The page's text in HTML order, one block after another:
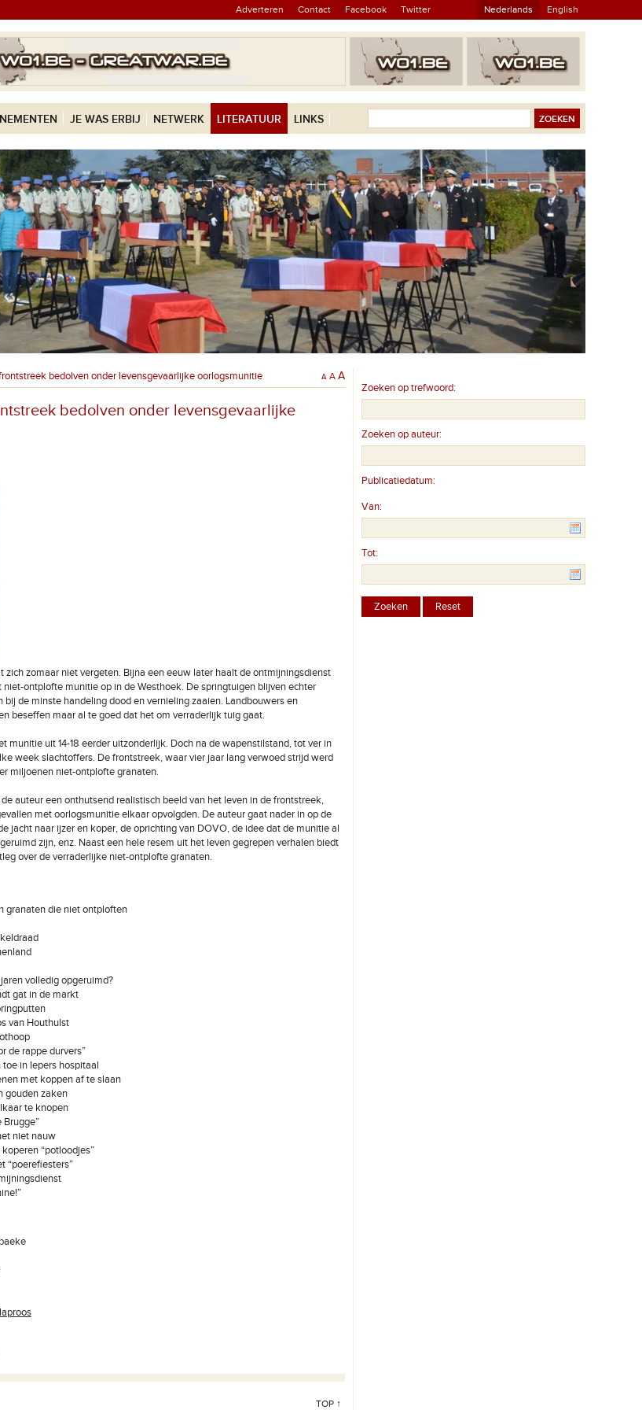
Adverteren Contact Facebook Twitter Nederlands English
JE WAS ERBIJ NETWERK LITERATUUR LINKS
bedolven onder levensgevaarlijke oorlogsmunitie A A A
bedolven onder levensgevaarlijke
zich zomaar niet vergeten. Bijna een eeuw later haalt de ontmijningsdienst
ontplofte munitie op in de Westhoek. De springtuigen blijven echter
bij de minste handeling dood en vernieling zaaien. Landbouwers en
beseffen maar al te goed dat het om verraderlijk tuig gaat.
munitie uit 14-18 eerder uitzonderlijk. Doch na de wapenstilstand, tot ver in
week slachtoffers. De frontstreek, waar vier jaar lang verwoed strijd werd
miljoenen niet-ontplofte granaten.
auteur een onthutsend realistisch beeld van het leven in de frontstreek,
met oorlogsmunitie elkaar opvolgden. De auteur gaat nader in op de
jacht naar ijzer en koper, de oprichting van DOVO, de idee dat de munitie al
zijn, enz. Naast een hele resem uit het leven gegrepen verhalen biedt
over de verraderlijke niet-ontplofte granaten.
granaten die niet ontploften
volledig opgeruimd?
gat in de markt
van Houthulst
de rappe durvers”
in Iepers hospitaal
met koppen af te slaan
gouden zaken
te knopen
Brugge”
niet nauw
“potloodjes”
“poerefiesters”
TOP ↑
Zoeken op trefwoord:
Zoeken op auteur:
Publicatiedatum:
Van:
Tot: